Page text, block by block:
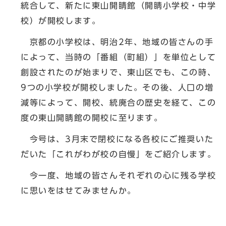
統合して、新たに東山開睛館（開睛小学校・中学
校）が開校します。
京都の小学校は、明治2年、地域の皆さんの手
によって、当時の「番組（町組）」を単位として
創設されたのが始まりで、東山区でも、この時、
9つの小学校が開校しました。その後、人口の増
減等によって、開校、統廃合の歴史を経て、この
度の東山開睛館の開校に至ります。
今号は、3月末で閉校になる各校にご推奨いた
だいた「これがわが校の自慢」をご紹介します。
今一度、地域の皆さんそれぞれの心に残る学校
に思いをはせてみませんか。